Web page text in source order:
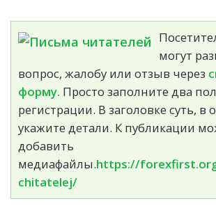
могут
вопрос, жалобу или отзыв через
форму. Просто заполните два
регистрации. В заголовке суть, в
укажите детали. К публикации
добавить
медиафайлы.https://
chitatelej/